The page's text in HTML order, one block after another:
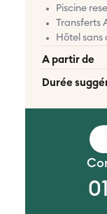
Piscine
Transferts
Hôtel sans
A partir de
Durée